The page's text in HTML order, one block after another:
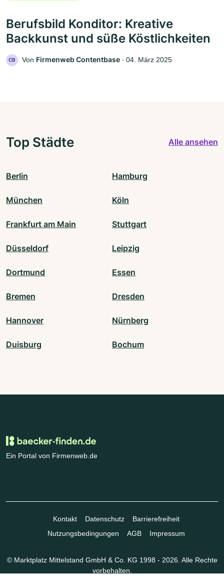
Berufsbild Konditor: Kreative
Backkunst und süße Köstlichkeiten
CB Von Firmenweb Contentbase ‧ 04. März 2025
Top Städte Alle ansehen
Berlin Hamburg
München Köln
Frankfurt am Main Stuttgart
Düsseldorf Leipzig
Dortmund Essen
Bremen Dresden
Hannover Nürnberg
Duisburg Bochum
Ein Portal von Firmenweb.de
Kontakt Datenschutz
Barrierefreiheit
Nutzungsbedingungen
AGB Impressum
© Marktplatz Mittelstand GmbH & Co. KG 1998 - 2026. Alle Rechte
vorbehalten.